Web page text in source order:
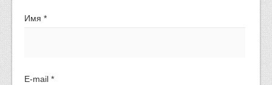
Имя *
E-mail *